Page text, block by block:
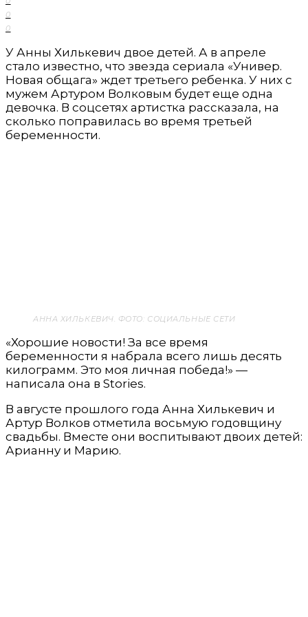
0
0
У Анны Хилькевич двое детей. А в апреле
стало известно, что звезда сериала «Универ.
Новая общага» ждет третьего ребенка. У них с
мужем Артуром Волковым будет еще одна
девочка. В соцсетях артистка рассказала, на
сколько поправилась во время третьей
беременности.
АННА ХИЛЬКЕВИЧ. ФОТО: СОЦИАЛЬНЫЕ СЕТИ
«Хорошие новости! За все время
беременности я набрала всего лишь десять
килограмм. Это моя личная победа!» —
написала она в Stories.
В августе прошлого года Анна Хилькевич и
Артур Волков отметила восьмую годовщину
свадьбы. Вместе они воспитывают двоих детей:
Арианну и Марию.